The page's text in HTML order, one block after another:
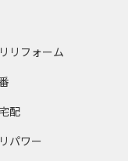
リフォーム
配
パワー